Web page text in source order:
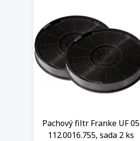
Pachový filtr Franke UF 05
112.0016.755, sada 2 ks